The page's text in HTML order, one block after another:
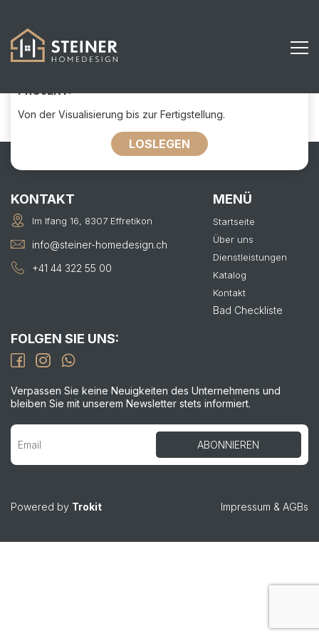
PROJEKT:
Von der Visualisierung bis zur Fertigstellung.
LOSLEGEN
KONTAKT
Im Ifang 16, 8307 Effretikon
info@steiner-homedesign.ch
+41 44 322 55 00
MENÜ
Startseite
Über uns
Dienstleistungen
Katalog
Kontakt
Bad Checkliste
FOLGEN SIE UNS:
Verpassen Sie keine Neuigkeiten des Unternehmens und
bleiben Sie mit unserem Newsletter stets informiert.
Powered by Trokit Impressum & AGBs